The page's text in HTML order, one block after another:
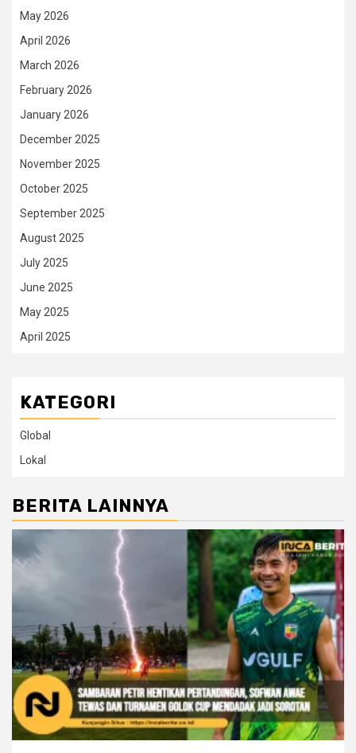
May 2026
April 2026
March 2026
February 2026
January 2026
December 2025
November 2025
October 2025
September 2025
August 2025
July 2025
June 2025
May 2025
April 2025
KATEGORI
Global
Lokal
BERITA LAINNYA